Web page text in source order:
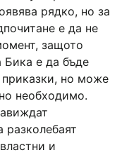
рядко, но за
е да не
защото
Бика е да бъде
приказки, но може
необходимо.
разколебаят
и